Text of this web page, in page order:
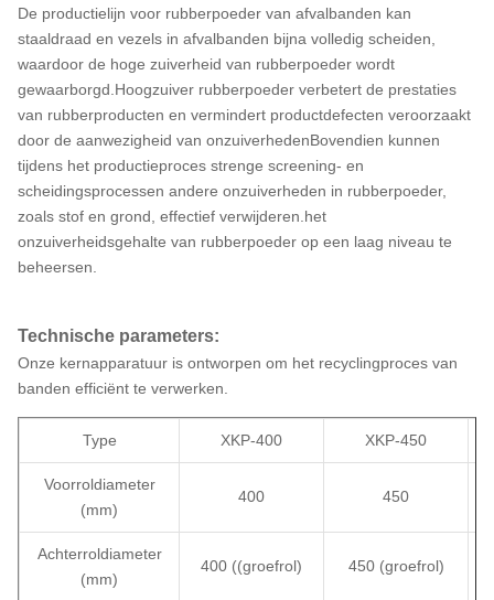
De productielijn voor rubberpoeder van afvalbanden kan
staaldraad en vezels in afvalbanden bijna volledig scheiden,
waardoor de hoge zuiverheid van rubberpoeder wordt
gewaarborgd.Hoogzuiver rubberpoeder verbetert de prestaties
van rubberproducten en vermindert productdefecten veroorzaakt
door de aanwezigheid van onzuiverhedenBovendien kunnen
tijdens het productieproces strenge screening- en
scheidingsprocessen andere onzuiverheden in rubberpoeder,
zoals stof en grond, effectief verwijderen.het
onzuiverheidsgehalte van rubberpoeder op een laag niveau te
beheersen.
Technische parameters:
Onze kernapparatuur is ontworpen om het recyclingproces van
banden efficiënt te verwerken.
Type XKP-400 XKP-450
Voorroldiameter
(mm)
400 450
Achterroldiameter
(mm)
400 ((groefrol) 450 (groefrol)